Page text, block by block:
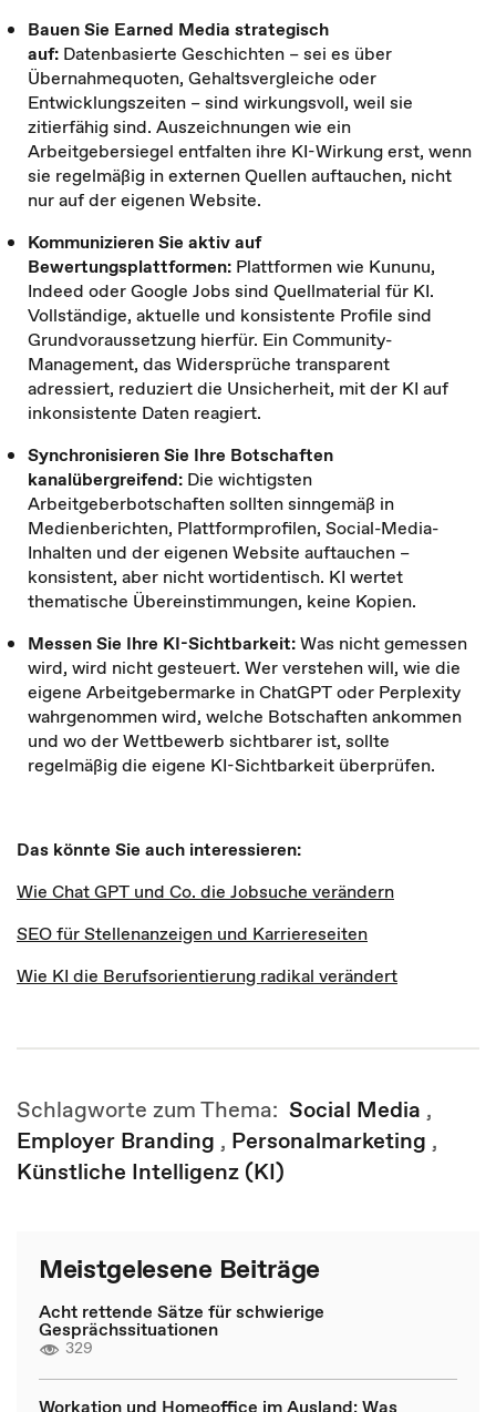
Bauen Sie Earned Media strategisch
auf: Datenbasierte Geschichten – sei es über
Übernahmequoten, Gehaltsvergleiche oder
Entwicklungszeiten – sind wirkungsvoll, weil sie
zitierfähig sind. Auszeichnungen wie ein
Arbeitgebersiegel entfalten ihre KI-Wirkung erst, wenn
sie regelmäßig in externen Quellen auftauchen, nicht
nur auf der eigenen Website.
Kommunizieren Sie aktiv auf
Bewertungsplattformen: Plattformen wie Kununu,
Indeed oder Google Jobs sind Quellmaterial für KI.
Vollständige, aktuelle und konsistente Profile sind
Grundvoraussetzung hierfür. Ein Community-
Management, das Widersprüche transparent
adressiert, reduziert die Unsicherheit, mit der KI auf
inkonsistente Daten reagiert.
Synchronisieren Sie Ihre Botschaften
kanalübergreifend: Die wichtigsten
Arbeitgeberbotschaften sollten sinngemäß in
Medienberichten, Plattformprofilen, Social-Media-
Inhalten und der eigenen Website auftauchen –
konsistent, aber nicht wortidentisch. KI wertet
thematische Übereinstimmungen, keine Kopien.
Messen Sie Ihre KI-Sichtbarkeit:Was nicht gemessen
wird, wird nicht gesteuert. Wer verstehen will, wie die
eigene Arbeitgebermarke in ChatGPT oder Perplexity
wahrgenommen wird, welche Botschaften ankommen
und wo der Wettbewerb sichtbarer ist, sollte
regelmäßig die eigene KI-Sichtbarkeit überprüfen.
Das könnte Sie auch interessieren:
Wie Chat GPT und Co. die Jobsuche verändern
SEO für Stellenanzeigen und Karriereseiten
Wie KI die Berufsorientierung radikal verändert
Schlagworte zum Thema: Social Media ,
Employer Branding , Personalmarketing ,
Künstliche Intelligenz (KI)
Meistgelesene Beiträge
Acht rettende Sätze für schwierige
Gesprächssituationen
329
Workation und Homeoffice im Ausland: Was